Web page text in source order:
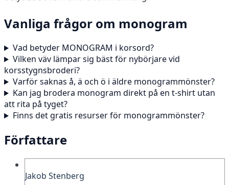
Vanliga frågor om monogram
Vad betyder MONOGRAM i korsord?
Vilken väv lämpar sig bäst för nybörjare vid
korsstygnsbroderi?
Varför saknas å, ä och ö i äldre monogrammönster?
Kan jag brodera monogram direkt på en t-shirt utan
att rita på tyget?
Finns det gratis resurser för monogrammönster?
Författare
Jakob Stenberg